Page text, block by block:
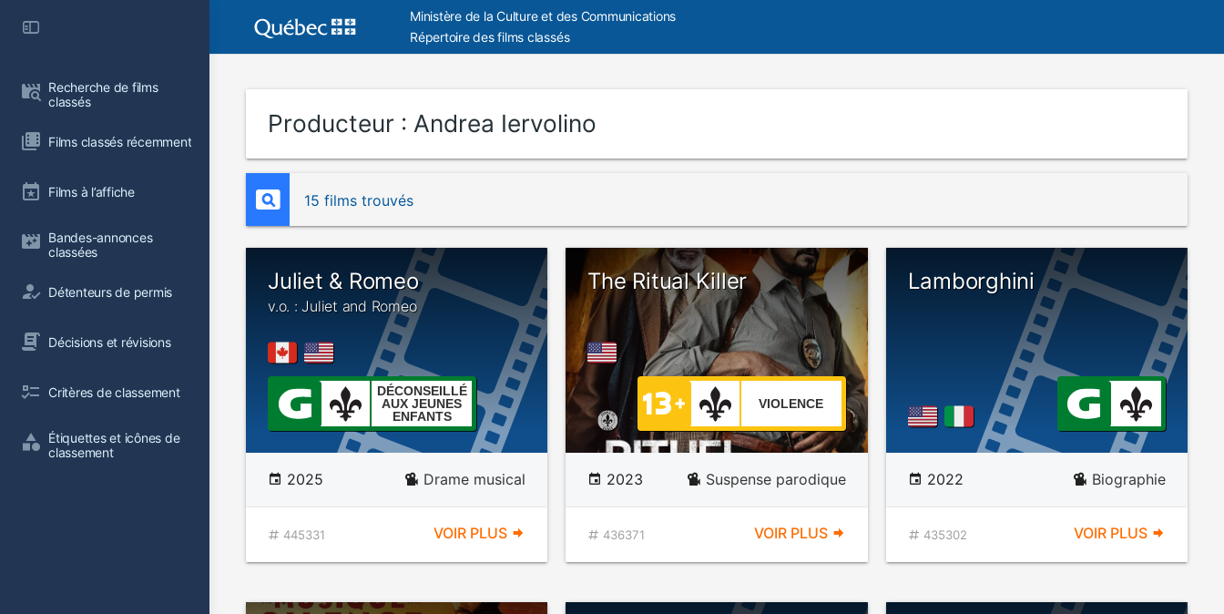
Recherche de films
classés
Films classés récemment
Films à l’affiche
Bandes-annonces
classées
Détenteurs de permis
Décisions et révisions
Critères de classement
Étiquettes et icônes de
classement
Ministère de la Culture et des Communications
Répertoire des films classés
Producteur : Andrea Iervolino
15 films trouvés
Juliet & Romeo
v.o. : Juliet and Romeo
DÉCONSEILLÉ
AUX JEUNES
ENFANTS
2025 Drame musical
445331 VOIR PLUS
The Ritual Killer
VIOLENCE
2023 Suspense parodique
436371 VOIR PLUS
Lamborghini
2022 Biographie
435302 VOIR PLUS